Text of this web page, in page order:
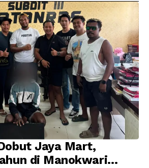
Jaya Mart,
di Manokwari